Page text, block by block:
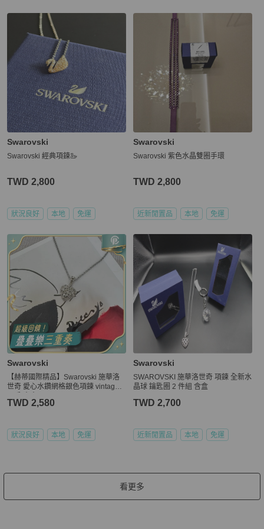
Swarovski
Swarovski 經典項鍊🦢
TWD 2,800
狀況良好 本地 免運
Swarovski
Swarovski 紫色水晶雙圈手環
TWD 2,800
近新閒置品 本地 免運
Swarovski
【赫蒂國際精品】Swarovski 施華洛
世奇 愛心水鑽網格銀色項鍊 vintage
TWD 2,580
狀況良好 本地 免運
Swarovski
SWAROVSKI 施華洛世奇 項鍊 全新水
晶球 鑰匙圈 2 件組 含盒
TWD 2,700
近新閒置品 本地 免運
看更多